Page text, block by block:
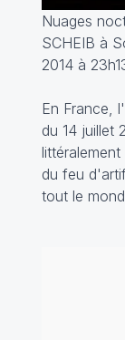
Nuages
SCHEIB à
2014 à
En France,
du 14 juillet
du feu
tout le